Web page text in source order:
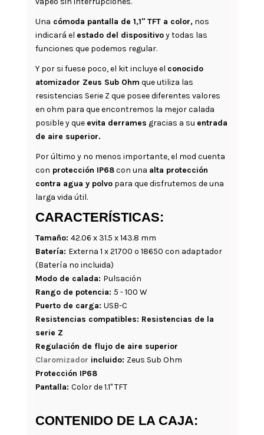
Una cómoda pantalla de 1,1" TFT a color,nos
indicará el estado del dispositivoy todas las
funciones que podemos regular.
Y por si fuese poco, el kit incluye el conocido
atomizador Zeus Sub Ohm que utiliza las
resistencias Serie Z que posee diferentes valores
en ohm para que encontremos la mejor calada
posible y que evita derrames gracias a su entrada
de aire superior.
Por último y no menos importante, el mod cuenta
con protección IP68con una alta protección
contra agua y polvopara que disfrutemos de una
larga vida útil.
CARACTERÍSTICAS:
Tamaño: 42.06 x 31.5 x 143.8 mm
Batería: Externa 1 x 21700 o 18650 con adaptador
(Batería no incluida)
Modo de calada: Pulsación
Rango de potencia: 5 - 100 W
Puerto de carga: USB-C
Resistencias compatibles: Resistencias de la
serie Z
Regulación de flujo de aire superior
Claromizador incluido: Zeus Sub Ohm
Protección IP68
Pantalla: Color de 1.1" TFT
CONTENIDO DE LA CAJA: